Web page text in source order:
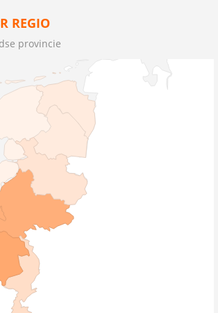
REGIO
provincie